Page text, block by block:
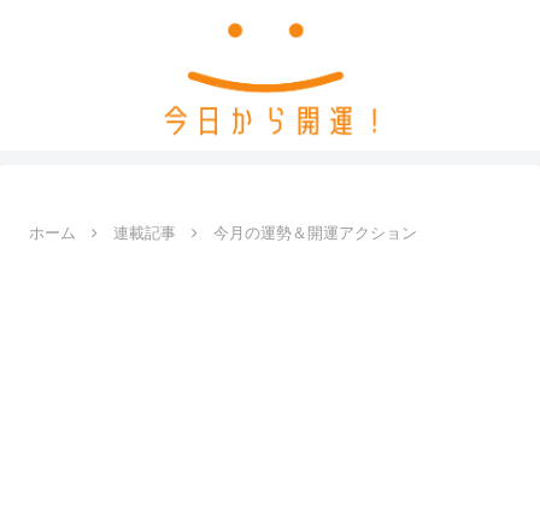
ホーム 連載記事 今月の運勢＆開運アクション